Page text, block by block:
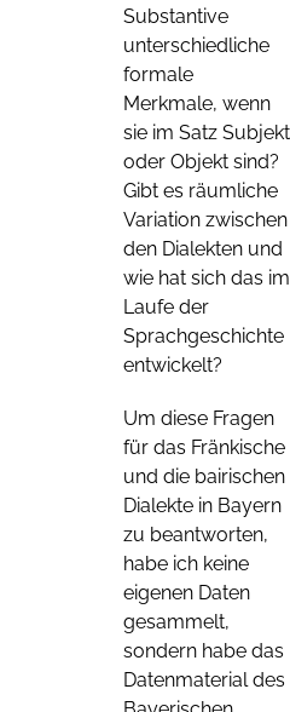
Substantive
unterschiedliche
formale
Merkmale, wenn
sie im Satz Subjekt
oder Objekt sind?
Gibt es räumliche
Variation zwischen
den Dialekten und
wie hat sich das im
Laufe der
Sprachgeschichte
entwickelt?
Um diese Fragen
für das Fränkische
und die bairischen
Dialekte in Bayern
zu beantworten,
habe ich keine
eigenen Daten
gesammelt,
sondern habe das
Datenmaterial des